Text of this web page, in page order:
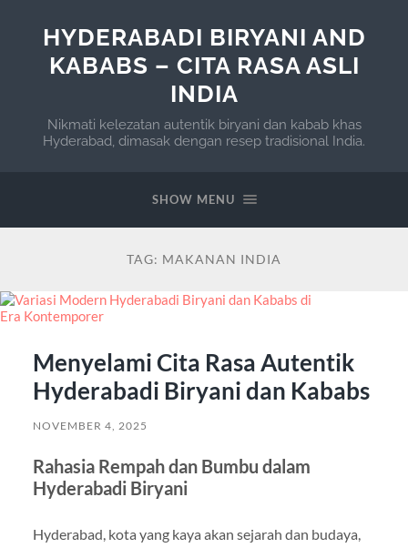
HYDERABADI BIRYANI AND
KABABS – CITA RASA ASLI
INDIA
Nikmati kelezatan autentik biryani dan kabab khas
Hyderabad, dimasak dengan resep tradisional India.
SHOW MENU
TAG: MAKANAN INDIA
Menyelami Cita Rasa Autentik
Hyderabadi Biryani dan Kababs
NOVEMBER 4, 2025
Rahasia Rempah dan Bumbu dalam
Hyderabadi Biryani
Hyderabad, kota yang kaya akan sejarah dan budaya,